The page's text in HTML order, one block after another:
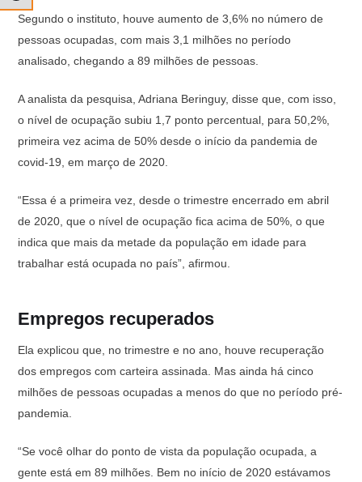
Segundo o instituto, houve aumento de 3,6% no número de
pessoas ocupadas, com mais 3,1 milhões no período
analisado, chegando a 89 milhões de pessoas.
A analista da pesquisa, Adriana Beringuy, disse que, com isso,
o nível de ocupação subiu 1,7 ponto percentual, para 50,2%,
primeira vez acima de 50% desde o início da pandemia de
covid-19, em março de 2020.
“Essa é a primeira vez, desde o trimestre encerrado em abril
de 2020, que o nível de ocupação fica acima de 50%, o que
indica que mais da metade da população em idade para
trabalhar está ocupada no país”, afirmou.
Empregos recuperados
Ela explicou que, no trimestre e no ano, houve recuperação
dos empregos com carteira assinada. Mas ainda há cinco
milhões de pessoas ocupadas a menos do que no período pré-
pandemia.
“Se você olhar do ponto de vista da população ocupada, a
gente está em 89 milhões. Bem no início de 2020 estávamos